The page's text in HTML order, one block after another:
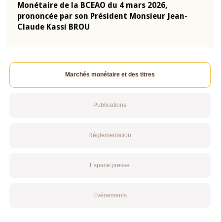
Monétaire de la BCEAO du 4 mars 2026,
prononcée par son Président Monsieur Jean-
Claude Kassi BROU
Marchés monétaire et des titres
Publications
Réglementation
Espace presse
Evénements